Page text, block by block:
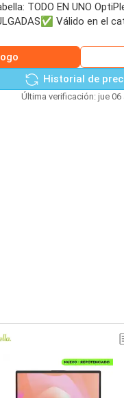
TODO EN UNO
Válido en el
Historial de
Última verificación: jue 06